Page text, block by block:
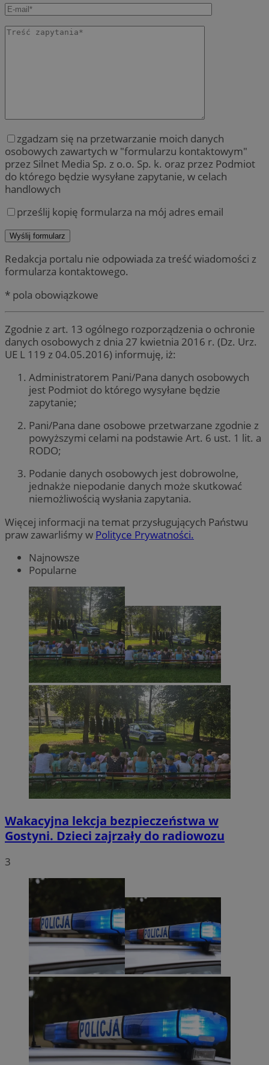
zgadzam się na przetwarzanie moich danych
osobowych zawartych w "formularzu kontaktowym"
przez Silnet Media Sp. z o.o. Sp. k. oraz przez Podmiot
do którego będzie wysyłane zapytanie, w celach
handlowych
prześlij kopię formularza na mój adres email
Redakcja portalu nie odpowiada za treść wiadomości z
formularza kontaktowego.
* pola obowiązkowe
Zgodnie z art. 13 ogólnego rozporządzenia o ochronie
danych osobowych z dnia 27 kwietnia 2016 r. (Dz. Urz.
UE L 119 z 04.05.2016) informuję, iż:
Administratorem Pani/Pana danych osobowych
jest Podmiot do którego wysyłane będzie
zapytanie;
Pani/Pana dane osobowe przetwarzane zgodnie z
powyższymi celami na podstawie Art. 6 ust. 1 lit. a
RODO;
Podanie danych osobowych jest dobrowolne,
jednakże niepodanie danych może skutkować
niemożliwością wysłania zapytania.
Więcej informacji na temat przysługujących Państwu
praw zawarliśmy w Polityce Prywatności.
Najnowsze
Popularne
Wakacyjna lekcja bezpieczeństwa w
Gostyni. Dzieci zajrzały do radiowozu
3